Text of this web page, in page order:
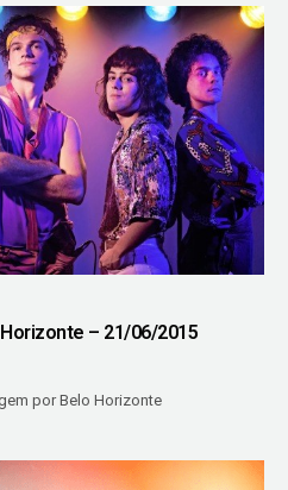
– 21/06/2015
por Belo Horizonte